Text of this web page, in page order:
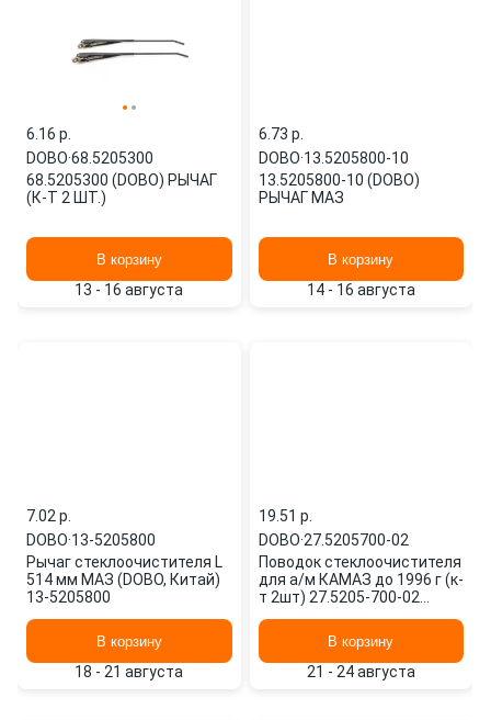
6.16 p.
DOBO·68.5205300
68.5205300 (DOBO) РЫЧАГ
(К-Т 2 ШТ.)
В корзину
13 - 16 августа
6.73 p.
DOBO·13.5205800-10
13.5205800-10 (DOBO)
РЫЧАГ МАЗ
В корзину
14 - 16 августа
7.02 p.
DOBO·13-5205800
Рычаг стеклоочистителя L
514 мм МАЗ (DOBO, Китай)
13-5205800
В корзину
18 - 21 августа
19.51 p.
DOBO·27.5205700-02
Поводок стеклоочистителя
для а/м КАМАЗ до 1996 г (к-
т 2шт) 27.5205-700-02
В корзину
21 - 24 августа